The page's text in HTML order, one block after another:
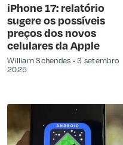
iPhone 17: relatório
sugere os possíveis
preços dos novos
celulares da Apple
William Schendes
3 setembro
2025